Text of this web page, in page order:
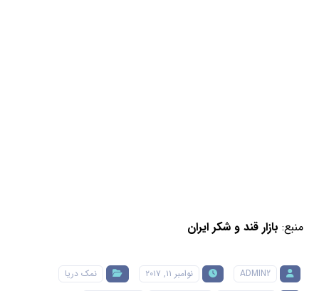
منبع: بازار قند و شکر ایران
ADMIN2 نوامبر ۱۱, ۲۰۱۷
نمک دریا